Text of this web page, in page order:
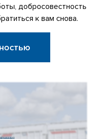
добросовестность
к вам снова.